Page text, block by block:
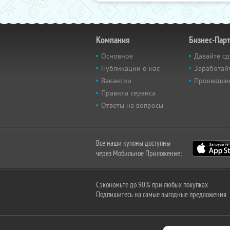
Компания
Основное
Публикации о нас
Вакансии
Правила сервиса
Ответы на вопросы
Бизнес-
Давайте
Все наши купоны доступны
через Мобильное Приложение:
Сэкономьте до 90% при любых покупках
Подпишитесь на самые выгодные предложения